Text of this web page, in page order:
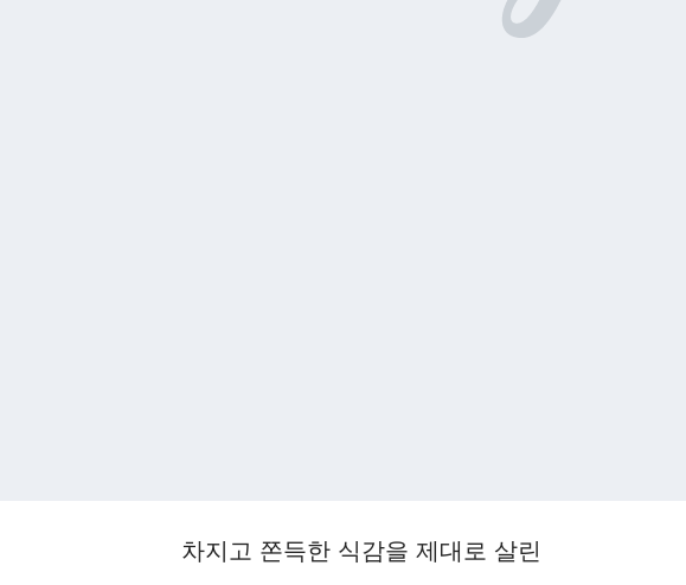
차지고 쫀득한 식감을 제대로 살린